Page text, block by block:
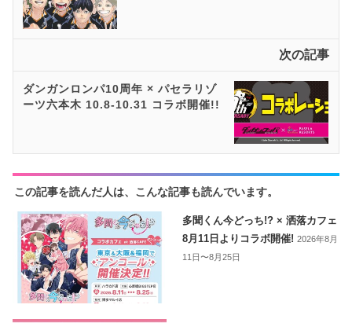
次の記事
ダンガンロンパ10周年 × パセラリゾ
ーツ六本木 10.8-10.31 コラボ開催!!
この記事を読んだ人は、こんな記事も読んでいます。
多聞くん今どっち!? × 洒落カフェ
8月11日よりコラボ開催!2026年8月
11日〜8月25日